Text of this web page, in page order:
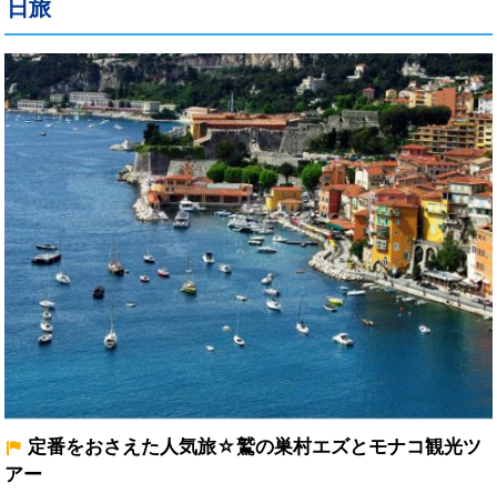
日旅
定番をおさえた人気旅☆鷲の巣村エズとモナコ観光ツ
アー